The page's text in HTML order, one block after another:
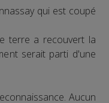
qui est coupé
terre a recouvert la
serait parti d'une
Aucun